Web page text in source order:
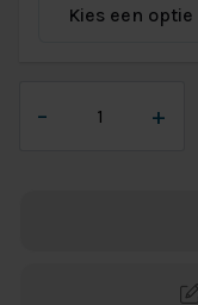
–
Percale
+